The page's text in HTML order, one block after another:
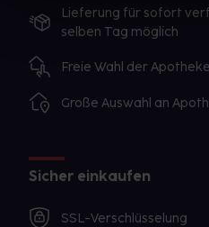
Lieferung für sofort
selben Tag möglich
Freie Wahl der Apotheke
Große Auswahl an
Sicher einkaufen
SSL-Verschlüsselung